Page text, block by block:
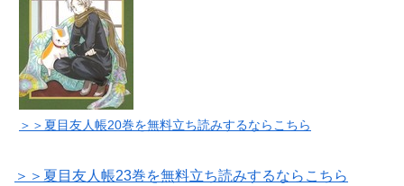
＞＞夏目友人帳20巻を無料立ち読みするならこちら
＞＞夏目友人帳23巻を無料立ち読みするならこちら